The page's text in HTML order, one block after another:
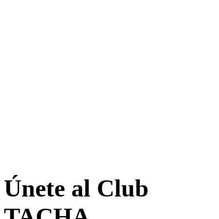
Únete al Club